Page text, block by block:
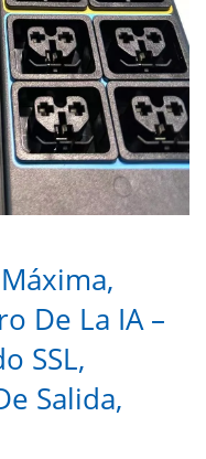
De La IA –
SSL,
Salida,